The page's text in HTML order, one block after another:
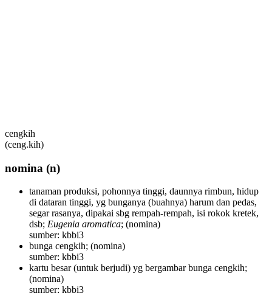
cengkih
(ceng.kih)
nomina (n)
tanaman produksi, pohonnya tinggi, daunnya rimbun, hidup
di dataran tinggi, yg bunganya (buahnya) harum dan pedas,
segar rasanya, dipakai sbg rempah-rempah, isi rokok kretek,
dsb; Eugenia aromatica; (nomina)
sumber: kbbi3
bunga cengkih; (nomina)
sumber: kbbi3
kartu besar (untuk berjudi) yg bergambar bunga cengkih;
(nomina)
sumber: kbbi3